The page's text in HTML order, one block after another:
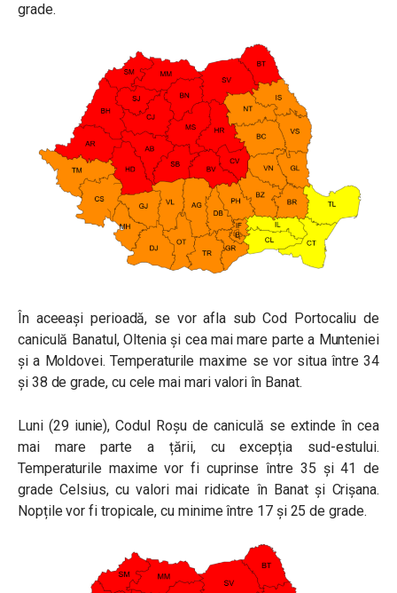
grade.
În aceeaşi perioadă, se vor afla sub Cod Portocaliu de
caniculă Banatul, Oltenia şi cea mai mare parte a Munteniei
şi a Moldovei. Temperaturile maxime se vor situa între 34
și 38 de grade, cu cele mai mari valori în Banat.
Luni (29 iunie), Codul Roșu de caniculă se extinde în cea
mai mare parte a țării, cu excepția sud-estului.
Temperaturile maxime vor fi cuprinse între 35 și 41 de
grade Celsius, cu valori mai ridicate în Banat și Crișana.
Nopțile vor fi tropicale, cu minime între 17 și 25 de grade.